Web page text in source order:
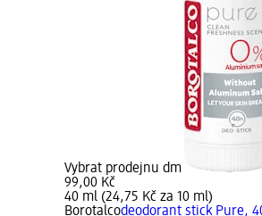
Vybrat prodejnu dm
99,00 Kč
40 ml (24,75 Kč za 10 ml)
Borotalcodeodorant stick Pure,